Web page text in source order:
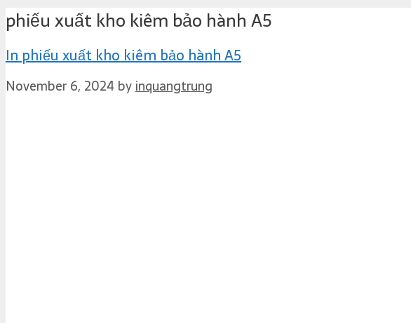
phiếu xuất kho kiêm bảo hành A5
In phiếu xuất kho kiêm bảo hành A5
November 6, 2024 byinquangtrung